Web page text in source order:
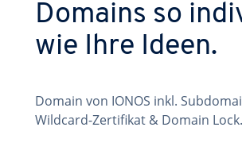
Domains so
wie Ihre Ideen.
Domain von IONOS inkl.
Wildcard-Zertifikat & Domain Lock.